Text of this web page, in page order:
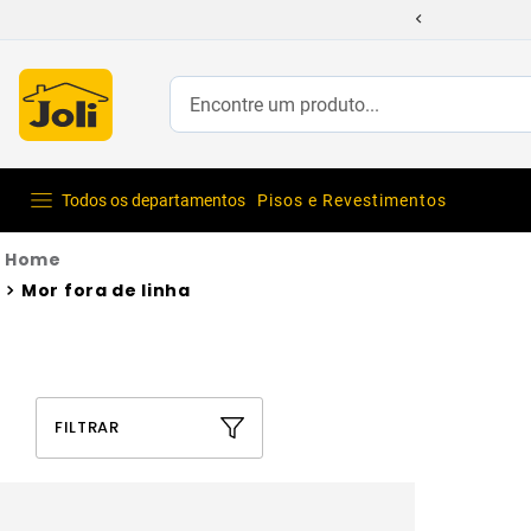
Encontre um produto...
Todos os departamentos Pisos e Revestimentos
Mor fora de linha
FILTRAR